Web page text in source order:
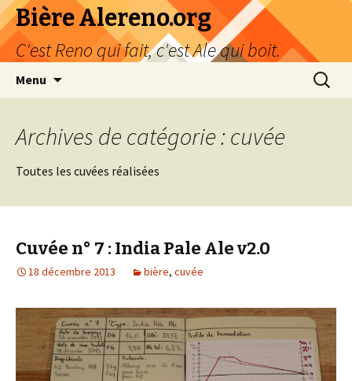
Bière Alereno.org
C'est Reno qui fait, c'est Ale qui boit.
Menu
Archives de catégorie : cuvée
Toutes les cuvées réalisées
Cuvée n° 7 : India Pale Ale v2.0
18 décembre 2013 bière, cuvée